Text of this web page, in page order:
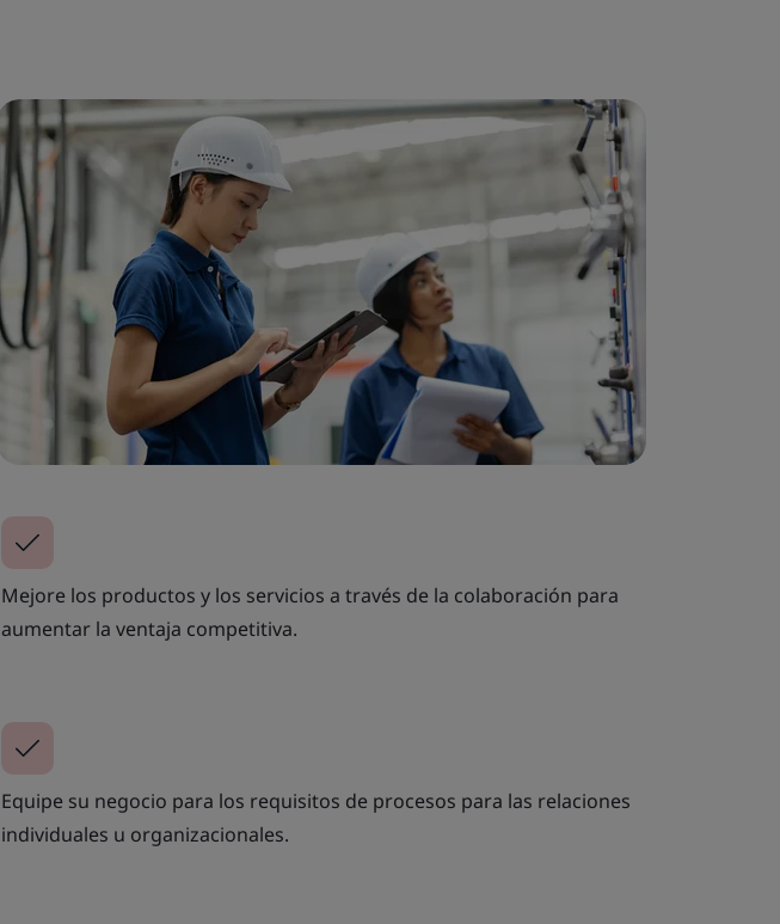
Mejore los productos y los servicios a través de la colaboración para
aumentar la ventaja competitiva.
Equipe su negocio para los requisitos de procesos para las relaciones
individuales u organizacionales.